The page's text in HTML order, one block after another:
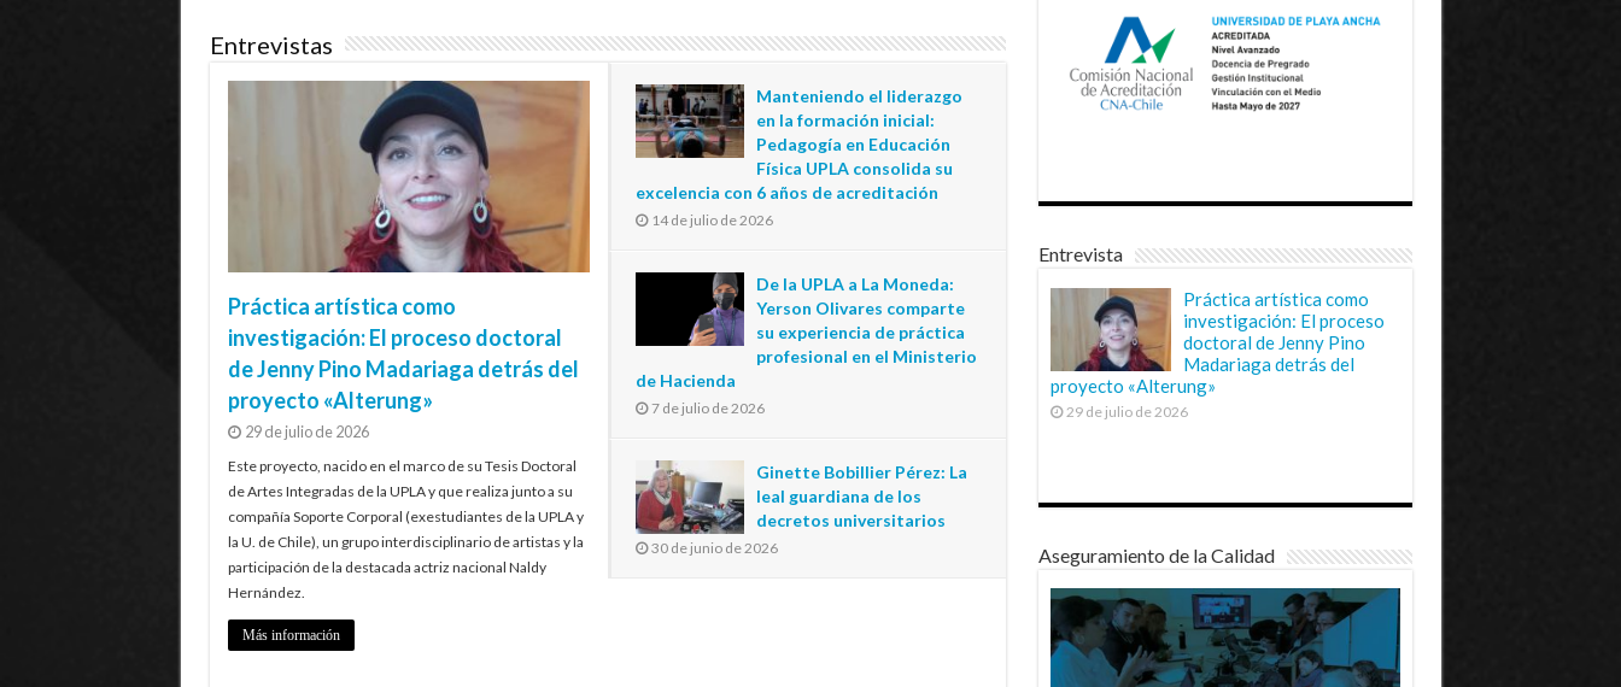
Entrevistas
Práctica artística como
investigación: El proceso doctoral
de Jenny Pino Madariaga detrás del
proyecto «Alterung»
29 de julio de 2026
Este proyecto, nacido en el marco de su Tesis Doctoral
de Artes Integradas de la UPLA y que realiza junto a su
compañía Soporte Corporal (exestudiantes de la UPLA y
la U. de Chile), un grupo interdisciplinario de artistas y la
participación de la destacada actriz nacional Naldy
Hernández.
Más información
Manteniendo el liderazgo
en la formación inicial:
Pedagogía en Educación
Física UPLA consolida su
excelencia con 6 años de acreditación
14 de julio de 2026
De la UPLA a La Moneda:
Yerson Olivares comparte
su experiencia de práctica
profesional en el Ministerio
de Hacienda
7 de julio de 2026
Ginette Bobillier Pérez: La
leal guardiana de los
decretos universitarios
30 de junio de 2026
Entrevista
Práctica artística como
investigación: El proceso
doctoral de Jenny Pino
Madariaga detrás del
proyecto «Alterung»
29 de julio de 2026
Aseguramiento de la Calidad